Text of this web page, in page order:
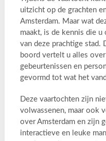
uitzicht op de grachten
Amsterdam. Maar wat
maakt, is de kennis die
van deze prachtige stad.
boord vertelt u alles
gebeurtenissen en
gevormd tot wat het
Deze vaartochten zijn
volwassenen, maar ook
over Amsterdam en zijn
interactieve en leuke